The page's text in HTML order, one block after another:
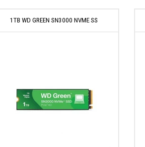
1TB WD GREEN SN3000 NVME SS